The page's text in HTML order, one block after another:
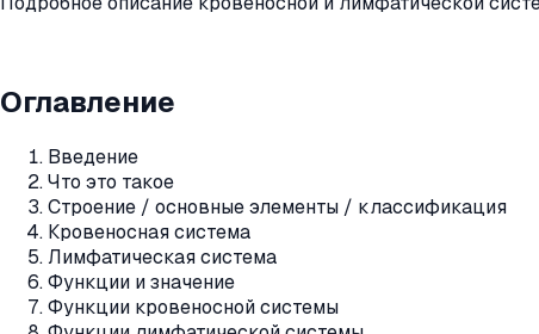
Оглавление
Введение
Что это такое
Строение / основные элементы / классификация
Кровеносная система
Лимфатическая система
Функции и значение
Функции кровеносной системы